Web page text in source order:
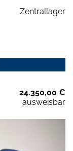
Zentrallager
24.350,00 €
ausweisbar